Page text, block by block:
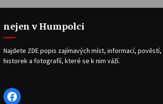
nejen v Humpolci
Najdete ZDE popis zajímavých míst, informací, pověstí,
historek a fotografíí, které se k nim váží.
Facebook